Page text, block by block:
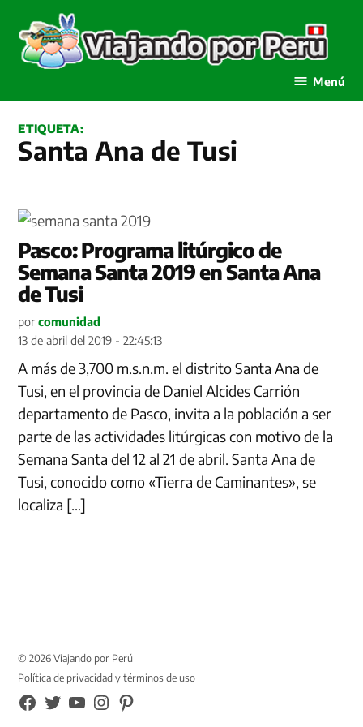
contenido
Menú
ETIQUETA:
Santa Ana de Tusi
Pasco: Programa litúrgico de
Semana Santa 2019 en Santa Ana
de Tusi
por comunidad
13 de abril del 2019 - 22:45:13
A más de 3,700 m.s.n.m. el distrito Santa Ana de
Tusi, en el provincia de Daniel Alcides Carrión
departamento de Pasco, invita a la población a ser
parte de las actividades litúrgicas con motivo de la
Semana Santa del 12 al 21 de abril. Santa Ana de
Tusi, conocido como «Tierra de Caminantes», se
localiza […]
© 2026 Viajando por Perú
Política de privacidad y términos de uso
FB
TW YouTubeInstagramPinterest